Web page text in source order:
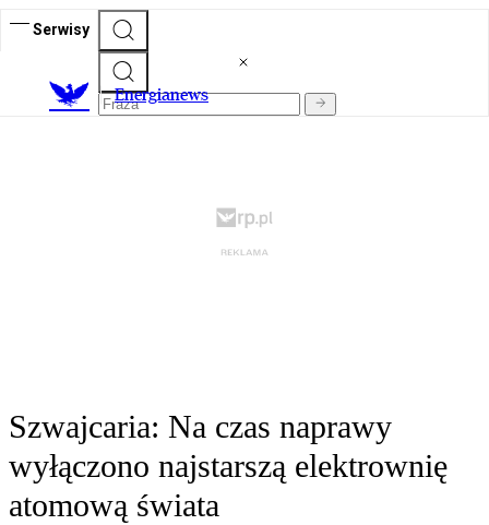
Serwisy
Energianews
Szwajcaria: Na czas naprawy
wyłączono najstarszą elektrownię
atomową świata